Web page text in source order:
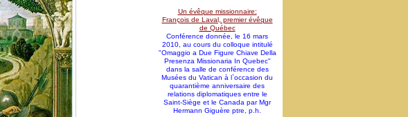
Un évêque missionnaire:
François de Laval, premier évêque
de Québec
Conférence donnée, le 16 mars
2010, au cours du colloque intitulé
"Omaggio a Due Figure Chiave Della
Presenza Missionaria In Quebec"
dans la salle de conférence des
Musées du Vatican à l`occasion du
quarantième anniversaire des
relations diplomatiques entre le
Saint-Siège et le Canada par Mgr
Hermann Giguère ptre, p.h.